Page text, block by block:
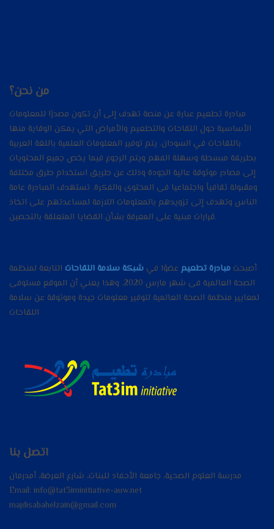
من نحن؟
مبادرة تطعيم عبارة عن منصة تهدف إلى أن تكون مصدرًا للمعلومات
الأساسية حول اللقاحات والتطعيم والأمراض التي يمكن الوقاية منها
باللقاحات في السودان. يتم توفير المعلومات العلمية باللغة العربية
بطريقة مبسطة وسهلة الفهم ويتم الرجوع فيما يخص جميع المحتويات
إلى مصادر موثوقة عالية الجودة وذلك عن طريق استخدام طرق مختلفة
ومقبولة ثقافياً واجتماعيا فى المحتوى والفكرة. تستهدف المبادرة عامة
الناس وتهدف إلى تزويدهم بالمعلومات اللازمة لمساعدتهم على اتخاذ
قرارات مبنية على المعرفة بشأن القضايا المتعلقة بالتحصين.
أصبحت مبادرة تطعيم عضوًا في شبكة سلامة اللقاحات التابعة لمنظمة
الصحة العالمية فى شهر مارس 2020. وهذا يعني أن الموقع مستوفى
لمعايير منظمة الصحة العالمية لتوفير معلومات جيدة وموثوقة عن سلامة
اللقاحات
اتصل بنا
مدرسة العلوم الصحية، جامعة الأحفاد للبنات، شارع العرضة، أمدرمان
Email: info@tat3iminitiative-auw.net
majdisabahelzain@gmail.com